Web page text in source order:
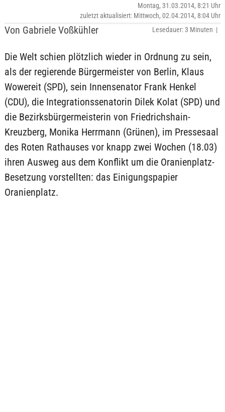
Von Gabriele Voßkühler
Montag, 31.03.2014, 8:21 Uhr
zuletzt aktualisiert: Mittwoch, 02.04.2014, 8:04 Uhr
Lesedauer: 3 Minuten |
Die Welt schien plötzlich wieder in Ordnung zu sein,
als der regierende Bürgermeister von Berlin, Klaus
Wowereit (SPD), sein Innensenator Frank Henkel
(CDU), die Integrationssenatorin Dilek Kolat (SPD) und
die Bezirksbürgermeisterin von Friedrichshain-
Kreuzberg, Monika Herrmann (Grünen), im Pressesaal
des Roten Rathauses vor knapp zwei Wochen (18.03)
ihren Ausweg aus dem Konflikt um die Oranienplatz-
Besetzung vorstellten: das Einigungspapier
Oranienplatz.